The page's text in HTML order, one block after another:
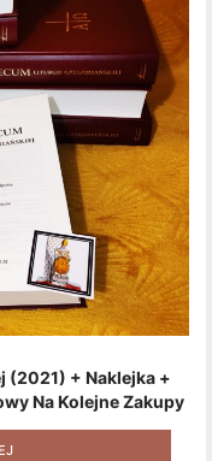
(2021) + Naklejka +
Na Kolejne Zakupy
[zestaw 3
+ Gratis]